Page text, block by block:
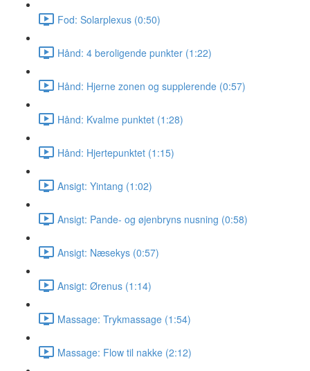
Fod: Solarplexus (0:50)
Hånd: 4 beroligende punkter (1:22)
Hånd: Hjerne zonen og supplerende (0:57)
Hånd: Kvalme punktet (1:28)
Hånd: Hjertepunktet (1:15)
Ansigt: Yintang (1:02)
Ansigt: Pande- og øjenbryns nusning (0:58)
Ansigt: Næsekys (0:57)
Ansigt: Ørenus (1:14)
Massage: Trykmassage (1:54)
Massage: Flow til nakke (2:12)